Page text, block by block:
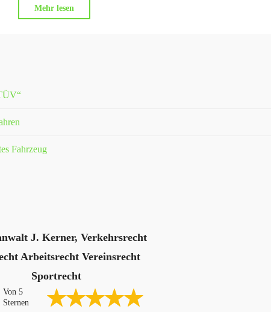
Mehr lesen
Fahrzeug
J. Kerner, Verkehrsrecht
Arbeitsrecht Vereinsrecht
Sportrecht
Von 5
Sternen